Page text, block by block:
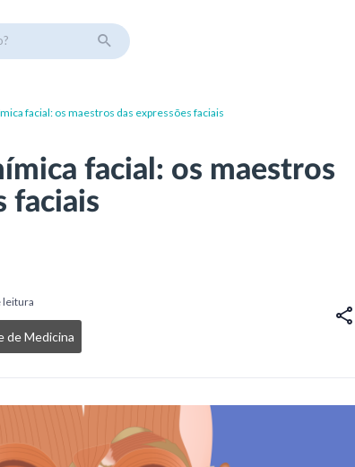
facial: os maestros das expressões faciais
facial: os maestros
faciais
leitura
de Medicina